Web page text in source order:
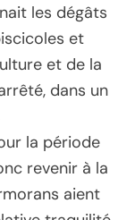
les dégâts
et
et de la
dans un
la période
revenir à la
aient